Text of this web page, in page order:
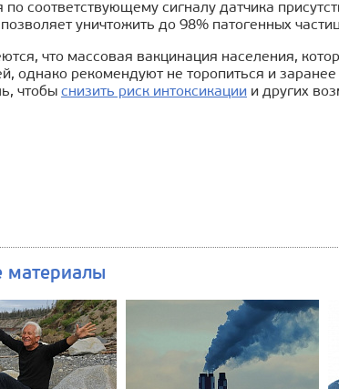
по соответствующему сигналу датчика
уничтожить до 98% патогенных
что массовая вакцинация населения,
однако рекомендуют не торопиться и
чтобы снизить риск интоксикации и других
материалы